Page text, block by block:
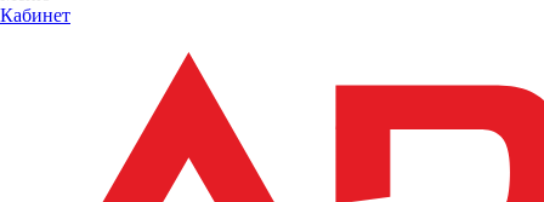
Кабинет